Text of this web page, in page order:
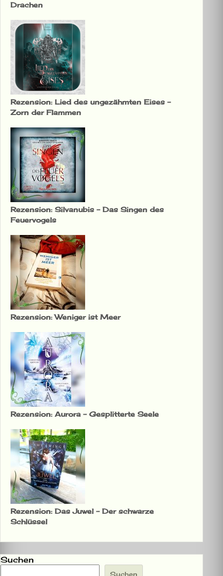
Drachen
Rezension: Lied des ungezähmten Eises –
Zorn der Flammen
Rezension: Silvanubis – Das Singen des
Feuervogels
Rezension: Weniger ist Meer
Rezension: Aurora – Gesplitterte Seele
Rezension: Das Juwel – Der schwarze
Schlüssel
Suchen
Suchen